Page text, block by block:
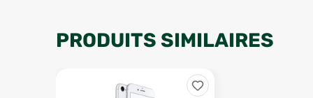
PRODUITS SIMILAIRES